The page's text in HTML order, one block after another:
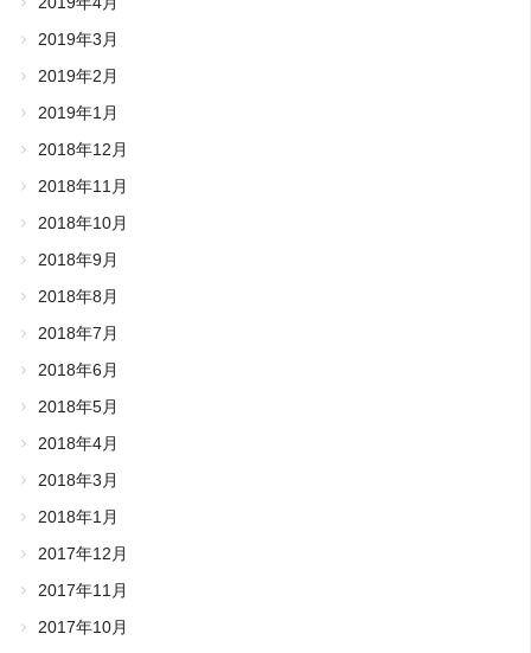
2019年3月
2019年2月
2019年1月
2018年12月
2018年11月
2018年10月
2018年9月
2018年8月
2018年7月
2018年6月
2018年5月
2018年4月
2018年3月
2018年1月
2017年12月
2017年11月
2017年10月